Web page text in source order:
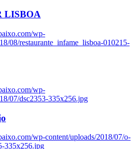
LISBOA
wp-
08/restaurante_infame_lisboa-010215-
wp-
07/dsc2353-335x256.jpg
wp-content/uploads/2018/07/o-
335x256.jpg